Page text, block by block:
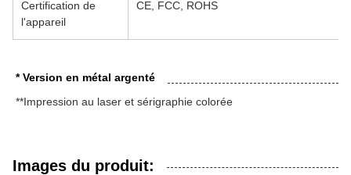
Certification de
l'appareil
CE, FCC, ROHS
* Version en métal argenté
**Impression au laser et sérigraphie colorée
Images du produit: